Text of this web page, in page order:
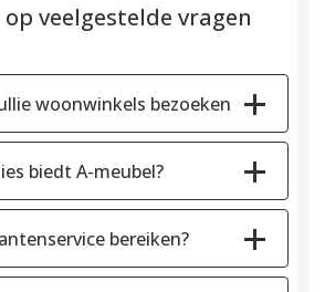
veelgestelde vragen
woonwinkels bezoeken
biedt A-meubel?
bereiken?